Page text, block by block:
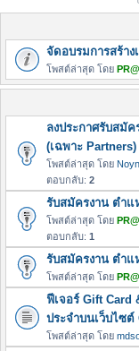
จัดอบรมการสร้า
โพสต์ล่าสุด โดย
ลงประกาศรับสมั
(เฉพาะ Partners)
โพสต์ล่าสุด โดย
ตอบกลับ: 2
รับสมัครงาน ตำ
โพสต์ล่าสุด โดย
ตอบกลับ: 1
รับสมัครงาน ตำแ
โพสต์ล่าสุด โดย
ฟีเจอร์ Gift Card
ประจำบนเว็บไซต์
โพสต์ล่าสุด โดย